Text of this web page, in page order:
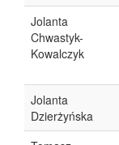
Jolanta
Chwastyk-
Kowalczyk
Jolanta
Dzierżyńska